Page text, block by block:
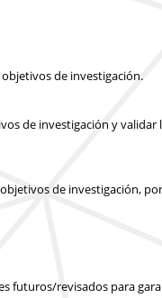
de investigación.
de investigación y validar
de investigación,
futuros/revisados para